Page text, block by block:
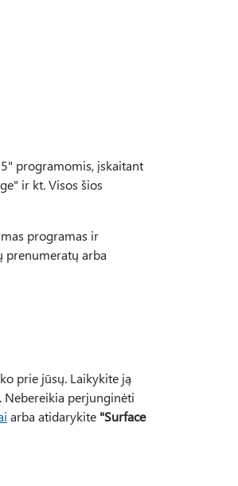
programomis, įskaitant
ir kt. Visos šios
programas ir
prenumeratų arba
prie jūsų. Laikykite ją
Nebereikia perjunginėti
arba atidarykite "Surface